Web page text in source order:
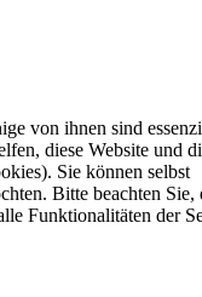
von ihnen sind
diese Website und
Sie können selbst
Bitte beachten Sie,
Funktionalitäten der